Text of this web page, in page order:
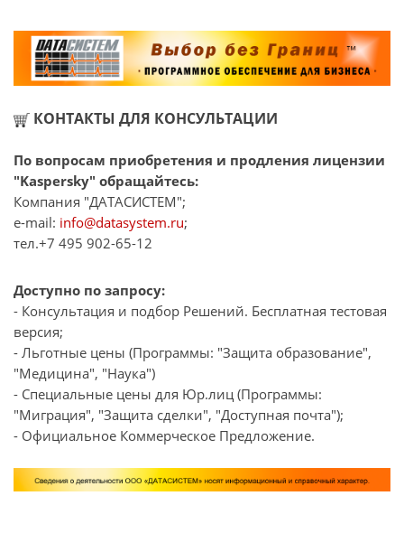
КОНТАКТЫ ДЛЯ КОНСУЛЬТАЦИИ
По вопросам приобретения и продления лицензии
"Kaspersky" обращайтесь:
Компания "ДАТАСИСТЕМ";
e-mail: info@datasystem.ru;
тел.+7 495 902-65-12
Доступно по запросу:
- Консультация и подбор Решений. Бесплатная тестовая
версия;
- Льготные цены (Программы: "Защита образование",
"Медицина", "Наука")
- Специальные цены для Юр.лиц (Программы:
"Миграция", "Защита сделки", "Доступная почта");
- Официальное Коммерческое Предложение.